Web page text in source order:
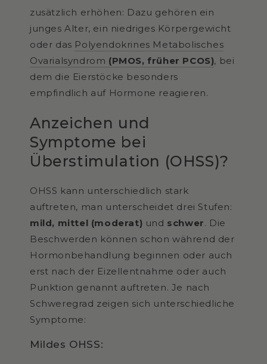
zusätzlich erhöhen: Dazu gehören ein
junges Alter, ein niedriges Körpergewicht
oder das Polyendokrines Metabolisches
Ovarialsyndrom (PMOS, früher PCOS), bei
dem die Eierstöcke besonders
empfindlich auf Hormone reagieren.
Anzeichen und
Symptome bei
Überstimulation (OHSS)?
OHSS kann unterschiedlich stark
auftreten, man unterscheidet drei Stufen:
mild, mittel (moderat) und schwer. Die
Beschwerden können schon während der
Hormonbehandlung beginnen oder auch
erst nach der Eizellentnahme oder auch
Punktion genannt auftreten. Je nach
Schweregrad zeigen sich unterschiedliche
Symptome:
Mildes OHSS: